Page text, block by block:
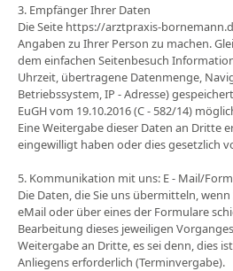
3. Empfänger Ihrer Daten
Die Seite https://arztpraxis-
Angaben zu Ihrer Person zu machen.
dem einfachen Seitenbesuch
Uhrzeit, übertragene Datenmenge,
Betriebssystem, IP ‐ Adresse)
EuGH vom 19.10.2016 (C ‐ 582/14)
Eine Weitergabe dieser Daten an Dritte
eingewilligt haben oder dies gesetzlich
5. Kommunikation mit uns: E ‐ Mail/
Die Daten, die Sie uns übermitteln,
eMail oder über eines der Formulare
Bearbeitung dieses jeweiligen
Weitergabe an Dritte, es sei denn, dies
Anliegens erforderlich (Terminvergabe).